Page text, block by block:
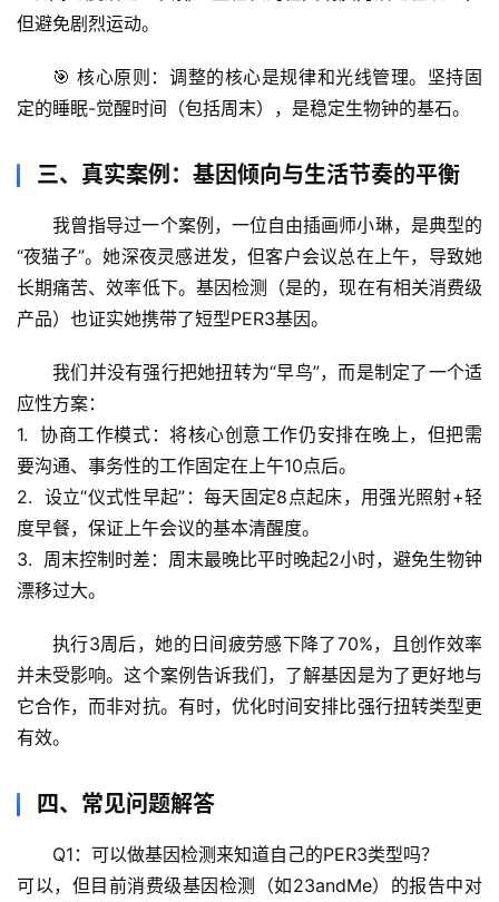
人
体
史
宇
宙
生
活
科
学
科
技
心
理
站
谣
但避免剧烈运动。
🎯 核心原则 ：调整的核心是规律和光线管理。坚持固
定的睡眠-觉醒时间（包括周末），是稳定生物钟的基石。
三、真实案例：基因倾向与生活节奏的平衡
我曾指导过一个案例，一位自由插画师小琳，是典型的
“夜猫子”。她深夜灵感迸发，但客户会议总在上午，导致她
长期痛苦、效率低下。基因检测（是的，现在有相关消费级
产品）也证实她携带了短型PER3基因。
我们并没有强行把她扭转为“早鸟”，而是制定了一个适
应性方案：
1. 协商工作模式 ：将核心创意工作仍安排在晚上，但把需
要沟通、事务性的工作固定在上午10点后。
2. 设立“仪式性早起” ：每天固定8点起床，用强光照射+轻
度早餐，保证上午会议的基本清醒度。
3. 周末控制时差 ：周末最晚比平时晚起2小时，避免生物钟
漂移过大。
执行3周后，她的日间疲劳感下降了70%，且创作效率
并未受影响。这个案例告诉我们， 了解基因是为了更好地与
它合作，而非对抗。有时，优化时间安排比强行扭转类型更
有效。
四、常见问题解答
Q1：可以做基因检测来知道自己的PER3类型吗？
可以，但目前消费级基因检测（如23andMe）的报告中对